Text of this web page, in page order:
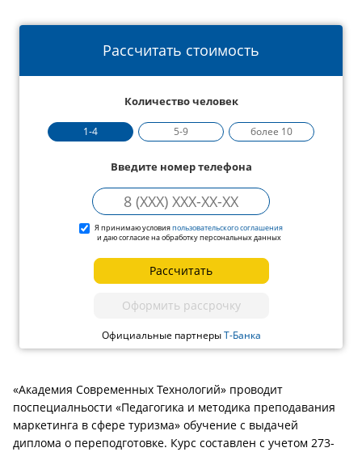
Рассчитать стоимость
Количество человек
1-4 5-9 более 10
Введите номер телефона
Я принимаю условияпользовательского соглашения
и даю согласие на обработку персональных данных
Рассчитать
Оформить рассрочку
Официальные партнерыТ-Банка
«Академия Современных Технологий» проводит
поспециалньости «Педагогика и методика преподавания
маркетинга в сфере туризма» обучение с выдачей
диплома о переподготовке. Курс составлен с учетом 273-